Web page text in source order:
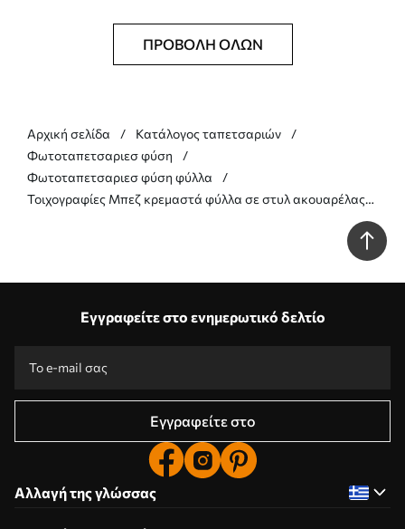
ΠΡΟΒΟΛΉ ΌΛΩΝ
Αρχική σελίδα
Κατάλογος ταπετσαριών
Φωτοταπετσαριεσ φύση
Φωτοταπετσαριεσ φύση φύλλα
Τοιχογραφίες Μπεζ κρεμαστά φύλλα σε στυλ ακουαρέλας
Εγγραφείτε στο ενημερωτικό δελτίο
Εγγραφείτε στο
Αλλαγή της γλώσσας